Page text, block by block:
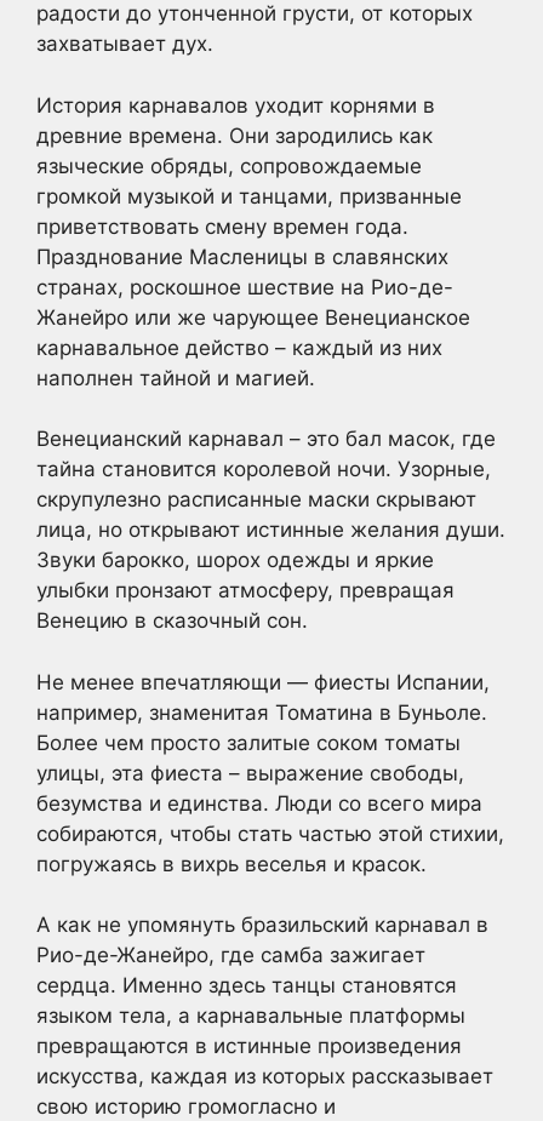
радости до утонченной грусти, от которых
захватывает дух.
История карнавалов уходит корнями в
древние времена. Они зародились как
языческие обряды, сопровождаемые
громкой музыкой и танцами, призванные
приветствовать смену времен года.
Празднование Масленицы в славянских
странах, роскошное шествие на Рио-де-
Жанейро или же чарующее Венецианское
карнавальное действо – каждый из них
наполнен тайной и магией.
Венецианский карнавал – это бал масок, где
тайна становится королевой ночи. Узорные,
скрупулезно расписанные маски скрывают
лица, но открывают истинные желания души.
Звуки барокко, шорох одежды и яркие
улыбки пронзают атмосферу, превращая
Венецию в сказочный сон.
Не менее впечатляющи — фиесты Испании,
например, знаменитая Томатина в Буньоле.
Более чем просто залитые соком томаты
улицы, эта фиеста – выражение свободы,
безумства и единства. Люди со всего мира
собираются, чтобы стать частью этой стихии,
погружаясь в вихрь веселья и красок.
А как не упомянуть бразильский карнавал в
Рио-де-Жанейро, где самба зажигает
сердца. Именно здесь танцы становятся
языком тела, а карнавальные платформы
превращаются в истинные произведения
искусства, каждая из которых рассказывает
свою историю громогласно и